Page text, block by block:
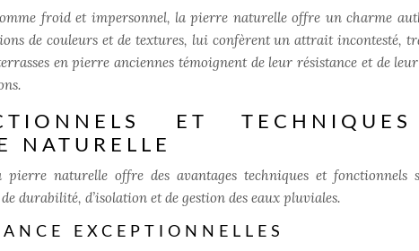
froid et impersonnel, la pierre naturelle offre un charme
de couleurs et de textures, lui confèrent un attrait incontesté,
en pierre anciennes témoignent de leur résistance et de
ET
NATURELLE
pierre naturelle offre des avantages techniques et fonctionnels
durabilité, d’isolation et de gestion des eaux pluviales.
EXCEPTIONNELLES